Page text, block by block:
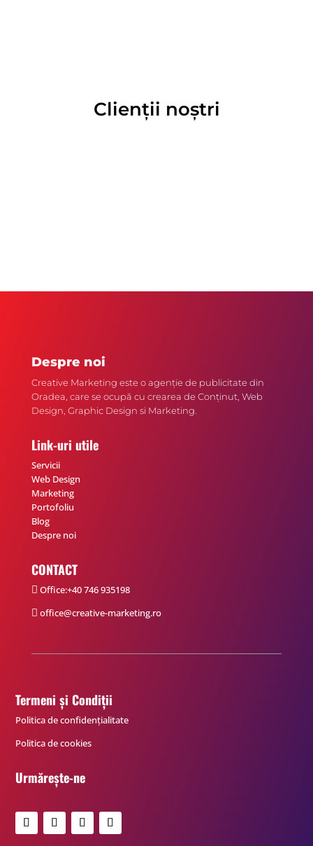
Clienții noștri
Despre noi
Creative Marketing este o agenție de publicitate din
Oradea, care se ocupă cu crearea de Conținut, Web
Design, Graphic Design si Marketing.
Link-uri utile
Servicii
Web Design
Marketing
Portofoliu
Blog
Despre noi
CONTACT
 Office:+40 746 935198
 office@creative-marketing.ro
Termeni și Condiții
Politica de confidențialitate
Politica de cookies
Urmărește-ne